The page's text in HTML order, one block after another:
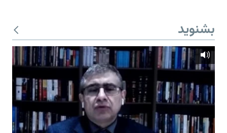
بشنوید